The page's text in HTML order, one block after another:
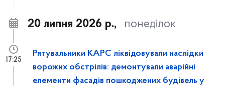
20 липня 2026 р., понеділок
Рятувальники КАРС ліквідовували наслідки
ворожих обстрілів: демонтували аварійні
елементи фасадів пошкоджених будівель у
17:25